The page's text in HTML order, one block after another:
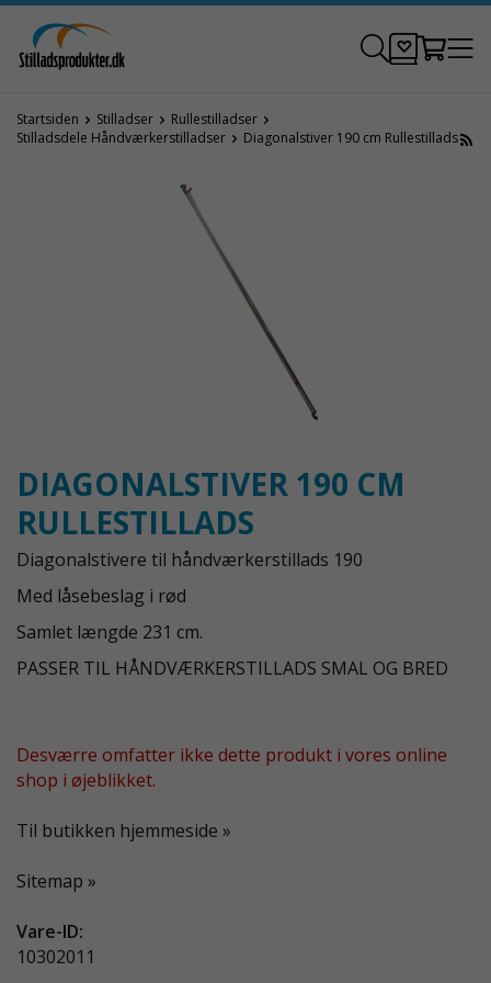
Startsiden Stilladser
Rullestilladser
Stilladsdele Håndværkerstilladser
Diagonalstiver 190 cm Rullestillads
DIAGONALSTIVER 190 CM
RULLESTILLADS
Diagonalstivere til håndværkerstillads 190
Med låsebeslag i rød
Samlet længde 231 cm.
PASSER TIL HÅNDVÆRKERSTILLADS SMAL OG BRED
Desværre omfatter ikke dette produkt i vores online
shop i øjeblikket.
Til butikken hjemmeside »
Sitemap »
Vare-ID:
10302011